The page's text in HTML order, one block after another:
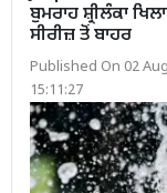
ਬੁਮਰਾਹ ਸ਼੍ਰੀਲੰਕਾ
ਸੀਰੀਜ਼ ਤੋਂ ਬਾਹਰ
Published On 02
15:11:27